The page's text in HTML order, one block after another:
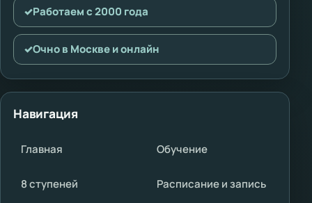
✓Работаем с 2000 года
✓Очно в Москве и онлайн
Навигация
Главная Обучение
8 ступеней Расписание и запись